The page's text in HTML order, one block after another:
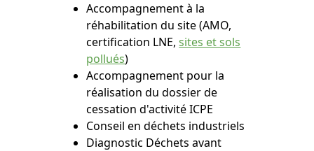
Accompagnement à la
réhabilitation du site (AMO,
certification LNE,sites et sols
pollués)
Accompagnement pour la
réalisation du dossier de
cessation d'activité ICPE
Conseil en déchets industriels
Diagnostic Déchets avant